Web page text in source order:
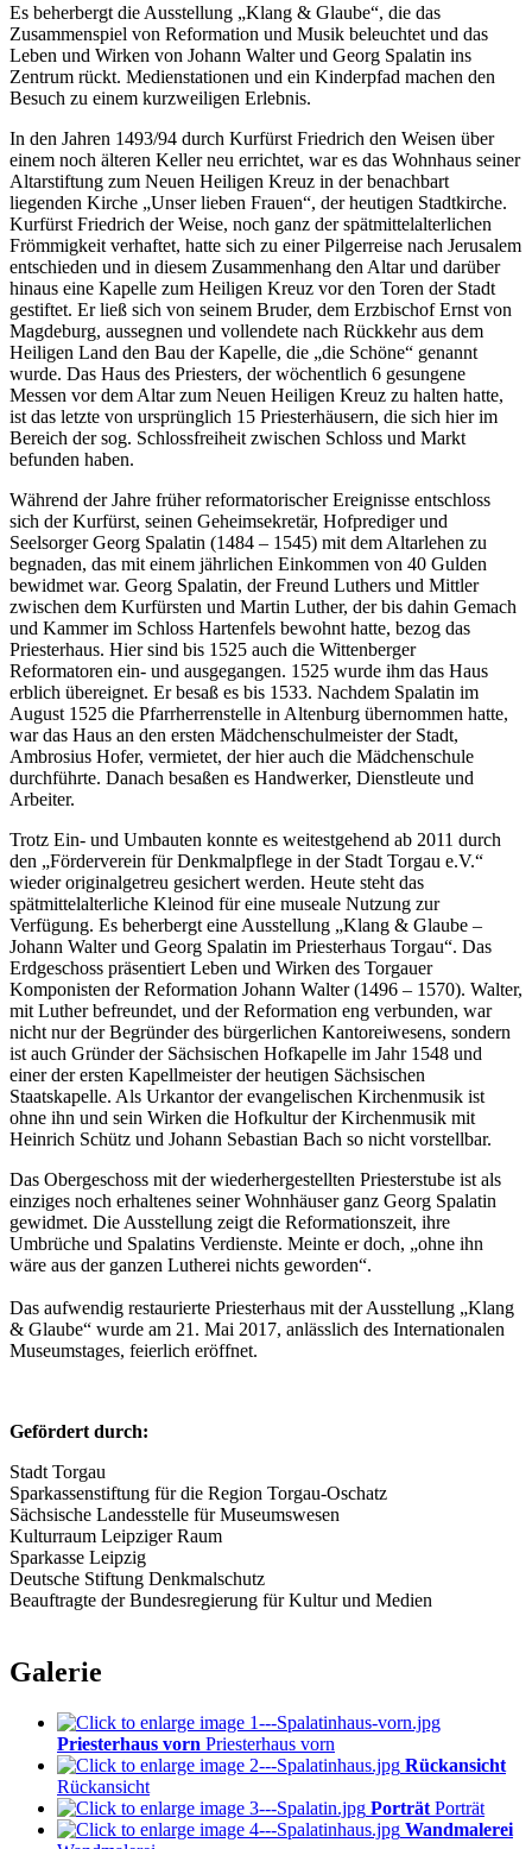
Es beherbergt die Ausstellung „Klang & Glaube“, die das
Zusammenspiel von Reformation und Musik beleuchtet und das
Leben und Wirken von Johann Walter und Georg Spalatin ins
Zentrum rückt. Medienstationen und ein Kinderpfad machen den
Besuch zu einem kurzweiligen Erlebnis.
In den Jahren 1493/94 durch Kurfürst Friedrich den Weisen über
einem noch älteren Keller neu errichtet, war es das Wohnhaus seiner
Altarstiftung zum Neuen Heiligen Kreuz in der benachbart
liegenden Kirche „Unser lieben Frauen“, der heutigen Stadtkirche.
Kurfürst Friedrich der Weise, noch ganz der spätmittelalterlichen
Frömmigkeit verhaftet, hatte sich zu einer Pilgerreise nach Jerusalem
entschieden und in diesem Zusammenhang den Altar und darüber
hinaus eine Kapelle zum Heiligen Kreuz vor den Toren der Stadt
gestiftet. Er ließ sich von seinem Bruder, dem Erzbischof Ernst von
Magdeburg, aussegnen und vollendete nach Rückkehr aus dem
Heiligen Land den Bau der Kapelle, die „die Schöne“ genannt
wurde. Das Haus des Priesters, der wöchentlich 6 gesungene
Messen vor dem Altar zum Neuen Heiligen Kreuz zu halten hatte,
ist das letzte von ursprünglich 15 Priesterhäusern, die sich hier im
Bereich der sog. Schlossfreiheit zwischen Schloss und Markt
befunden haben.
Während der Jahre früher reformatorischer Ereignisse entschloss
sich der Kurfürst, seinen Geheimsekretär, Hofprediger und
Seelsorger Georg Spalatin (1484 – 1545) mit dem Altarlehen zu
begnaden, das mit einem jährlichen Einkommen von 40 Gulden
bewidmet war. Georg Spalatin, der Freund Luthers und Mittler
zwischen dem Kurfürsten und Martin Luther, der bis dahin Gemach
und Kammer im Schloss Hartenfels bewohnt hatte, bezog das
Priesterhaus. Hier sind bis 1525 auch die Wittenberger
Reformatoren ein- und ausgegangen. 1525 wurde ihm das Haus
erblich übereignet. Er besaß es bis 1533. Nachdem Spalatin im
August 1525 die Pfarrherrenstelle in Altenburg übernommen hatte,
war das Haus an den ersten Mädchenschulmeister der Stadt,
Ambrosius Hofer, vermietet, der hier auch die Mädchenschule
durchführte. Danach besaßen es Handwerker, Dienstleute und
Arbeiter.
Trotz Ein- und Umbauten konnte es weitestgehend ab 2011 durch
den „Förderverein für Denkmalpflege in der Stadt Torgau e.V.“
wieder originalgetreu gesichert werden. Heute steht das
spätmittelalterliche Kleinod für eine museale Nutzung zur
Verfügung. Es beherbergt eine Ausstellung „Klang & Glaube –
Johann Walter und Georg Spalatin im Priesterhaus Torgau“. Das
Erdgeschoss präsentiert Leben und Wirken des Torgauer
Komponisten der Reformation Johann Walter (1496 – 1570). Walter,
mit Luther befreundet, und der Reformation eng verbunden, war
nicht nur der Begründer des bürgerlichen Kantoreiwesens, sondern
ist auch Gründer der Sächsischen Hofkapelle im Jahr 1548 und
einer der ersten Kapellmeister der heutigen Sächsischen
Staatskapelle. Als Urkantor der evangelischen Kirchenmusik ist
ohne ihn und sein Wirken die Hofkultur der Kirchenmusik mit
Heinrich Schütz und Johann Sebastian Bach so nicht vorstellbar.
Das Obergeschoss mit der wiederhergestellten Priesterstube ist als
einziges noch erhaltenes seiner Wohnhäuser ganz Georg Spalatin
gewidmet. Die Ausstellung zeigt die Reformationszeit, ihre
Umbrüche und Spalatins Verdienste. Meinte er doch, „ohne ihn
wäre aus der ganzen Lutherei nichts geworden“.
Das aufwendig restaurierte Priesterhaus mit der Ausstellung „Klang
& Glaube“ wurde am 21. Mai 2017, anlässlich des Internationalen
Museumstages, feierlich eröffnet.
Gefördert durch:
Stadt Torgau
Sparkassenstiftung für die Region Torgau-Oschatz
Sächsische Landesstelle für Museumswesen
Kulturraum Leipziger Raum
Sparkasse Leipzig
Deutsche Stiftung Denkmalschutz
Beauftragte der Bundesregierung für Kultur und Medien
Galerie
Priesterhaus vorn Priesterhaus vorn
Rückansicht
Rückansicht
Porträt Porträt
Wandmalerei